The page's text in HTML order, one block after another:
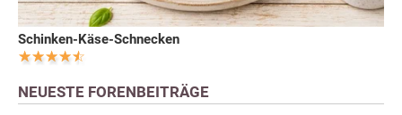
Schinken-Käse-Schnecken
NEUESTE FORENBEITRÄGE